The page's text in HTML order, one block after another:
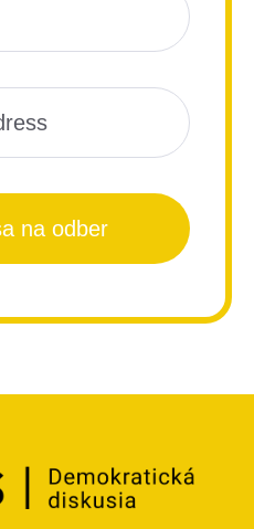
na odber